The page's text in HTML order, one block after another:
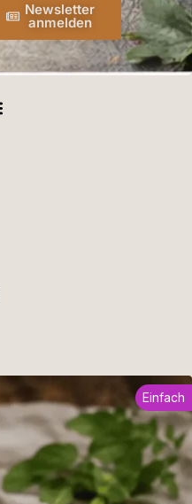
Newsletter
anmelden
Einfach